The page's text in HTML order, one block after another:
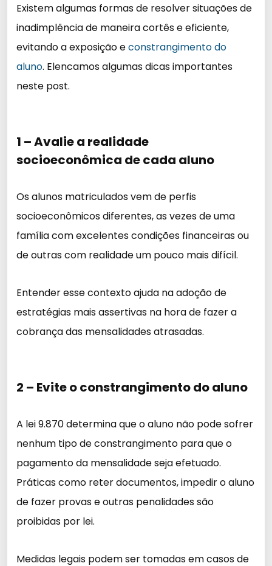
Existem algumas formas de resolver situações de
inadimplência de maneira cortês e eficiente,
evitando a exposição econstrangimento do
aluno. Elencamos algumas dicas importantes
neste post.
1 – Avalie a realidade
socioeconômica de cada aluno
Os alunos matriculados vem de perfis
socioeconômicos diferentes, as vezes de uma
família com excelentes condições financeiras ou
de outras com realidade um pouco mais difícil.
Entender esse contexto ajuda na adoção de
estratégias mais assertivas na hora de fazer a
cobrança das mensalidades atrasadas.
2 – Evite o constrangimento do aluno
A lei 9.870 determina que o aluno não pode sofrer
nenhum tipo de constrangimento para que o
pagamento da mensalidade seja efetuado.
Práticas como reter documentos, impedir o aluno
de fazer provas e outras penalidades são
proibidas por lei.
Medidas legais podem ser tomadas em casos de